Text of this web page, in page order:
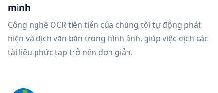
minh
Công nghệ OCR tiên tiến của chúng tôi tự động phát
hiện và dịch văn bản trong hình ảnh, giúp việc dịch các
tài liệu phức tạp trở nên đơn giản.